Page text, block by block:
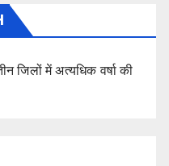
जिलों में अत्यधिक वर्षा की